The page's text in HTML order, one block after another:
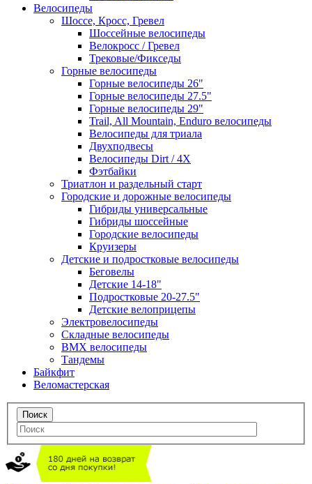
Велосипеды
Шоссе, Кросс, Гревел
Шоссейные велосипеды
Велокросс / Гревел
Трековые/Фикседы
Горные велосипеды
Горные велосипеды 26"
Горные велосипеды 27.5"
Горные велосипеды 29"
Trail, All Mountain, Enduro велосипеды
Велосипеды для триала
Двухподвесы
Велосипеды Dirt / 4X
Фэтбайки
Триатлон и раздельный старт
Городские и дорожные велосипеды
Гибриды универсальные
Гибриды шоссейные
Городские велосипеды
Круизеры
Детские и подростковые велосипеды
Беговелы
Детские 14-18"
Подростковые 20-27.5"
Детские велоприцепы
Электровелосипеды
Складные велосипеды
BMX велосипеды
Тандемы
Байкфит
Веломастерская